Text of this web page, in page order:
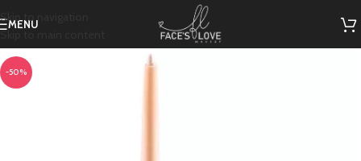
Skip to navigation
Skip to main content
MENU
-50%